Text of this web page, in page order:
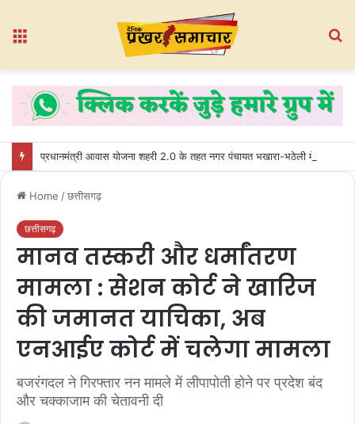
Home /छत्तीसगढ़
छत्तीसगढ़
मानव तस्करी और धर्मांतरण
मामला : सेशन कोर्ट ने खारिज
की जमानत याचिका, अब
एनआईए कोर्ट में चलेगा मामला
बजरंगदल ने गिरफ्तार नन मामले में लीपापोती होने पर प्रदेश बंद
और चक्काजाम की चेतावनी दी